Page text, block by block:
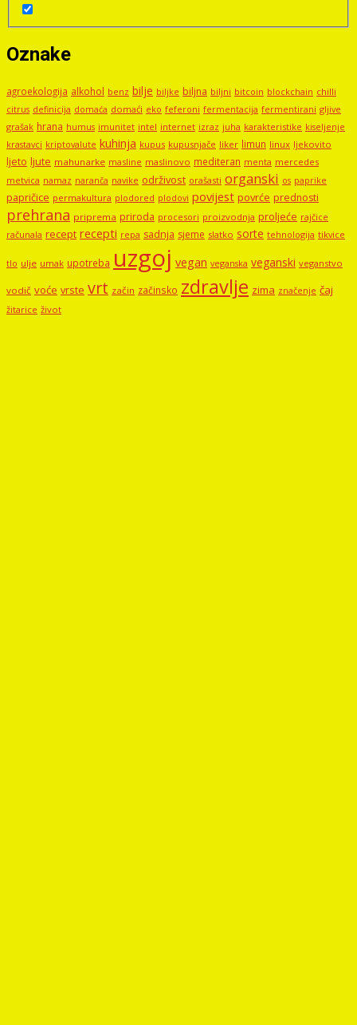
Oznake
agroekologija alkohol benz bilje biljke biljna biljni bitcoin blockchain chilli
citrus definicija domaća domaći eko feferoni fermentacija fermentirani gljive
grašak hrana humus imunitet intel internet izraz juha karakteristike kiseljenje
krastavci kriptovalute kuhinja kupus kupusnjače liker limun linux ljekovito
ljeto ljute mahunarke masline maslinovo mediteran menta mercedes
metvica namaz naranča navike održivost orašasti organski os paprike
papričice permakultura plodored plodovi povijest povrće prednosti
prehrana priprema priroda procesori proizvodnja proljeće rajčice
računala recept recepti repa sadnja sjeme slatko sorte tehnologija tikvice
tlo ulje umak upotreba uzgoj vegan veganska veganski veganstvo
vodič voće vrste vrt začin začinsko zdravlje zima značenje čaj
žitarice život